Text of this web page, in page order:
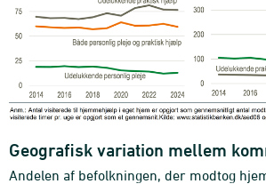
Geografisk variation mellem
Andelen af befolkningen, der modtog